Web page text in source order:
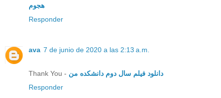
هجوم
Responder
ava 7 de junio de 2020 a las 2:13 a.m.
Thank You - دانلود فیلم سال دوم دانشکده من
Responder